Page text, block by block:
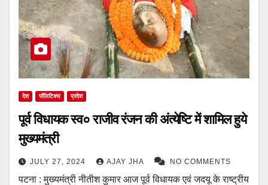
देश पॉलिटिक्स प्रदेश
पूर्व विधायक स्व० राजीव रंजन की अंत्येष्टि में शामिल हुये
मुख्यमंत्री
JULY 27, 2024 AJAY JHA NO COMMENTS
पटना : मुख्यमंत्री नीतीश कुमार आज पूर्व विधायक एवं जदयू के राष्ट्रीय